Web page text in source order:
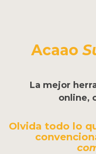
Acaao
La mejor
online,
Olvida todo lo